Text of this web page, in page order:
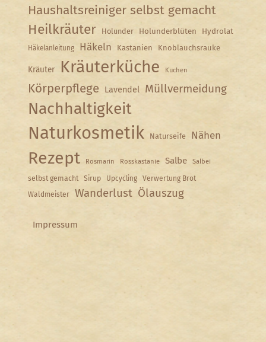
Haushaltsreiniger selbst gemacht
Heilkräuter Holunder Holunderblüten Hydrolat
Häkelanleitung Häkeln Kastanien Knoblauchsrauke
Kräuter Kräuterküche Kuchen
Körperpflege Lavendel Müllvermeidung
Nachhaltigkeit
Naturkosmetik Naturseife Nähen
Rezept Rosmarin Rosskastanie Salbe Salbei
selbst gemacht Sirup Upcycling
Verwertung Brot
Waldmeister
Wanderlust Ölauszug
Impressum